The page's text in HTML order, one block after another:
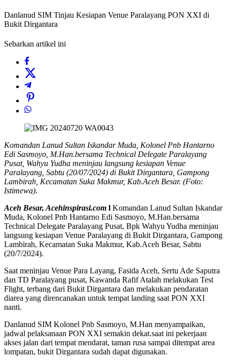
Danlanud SIM Tinjau Kesiapan Venue Paralayang PON XXI di
Bukit Dirgantara
Sebarkan artikel ini
Komandan Lanud Sultan Iskandar Muda, Kolonel Pnb Hantarno
Edi Sasmoyo, M.Han.bersama Technical Delegate Paralayang
Pusat, Wahyu Yudha meninjau langsung kesiapan Venue
Paralayang, Sabtu (20/07/2024) di Bukit Dirgantara, Gampong
Lambirah, Kecamatan Suka Makmur, Kab.Aceh Besar. (Foto:
Istimewa).
Aceh Besar, Acehinspirasi.com l Komandan Lanud Sultan Iskandar
Muda, Kolonel Pnb Hantarno Edi Sasmoyo, M.Han.bersama
Technical Delegate Paralayang Pusat, Bpk Wahyu Yudha meninjau
langsung kesiapan Venue Paralayang di Bukit Dirgantara, Gampong
Lambirah, Kecamatan Suka Makmur, Kab.Aceh Besar, Sabtu
(20/7/2024).
Saat meninjau Venue Para Layang, Fasida Aceh, Sertu Ade Saputra
dan TD Paralayang pusat, Kawanda Rafif Atalah melakukan Test
Flight, terbang dari Bukit Dirgantara dan melakukan pendaratan
diarea yang direncanakan untuk tempat landing saat PON XXI
nanti.
Danlanud SIM Kolonel Pnb Sasmoyo, M.Han menyampaikan,
jadwal pelaksanaan PON XXI semakin dekat.saat ini pekerjaan
akses jalan dari tempat mendarat, taman rusa sampai ditempat area
lompatan, bukit Dirgantara sudah dapat digunakan.